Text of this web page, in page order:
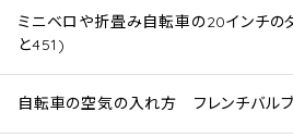
ミニベロや折畳み自転車の20インチの
と451)
自転車の空気の入れ方 フレンチバルブ